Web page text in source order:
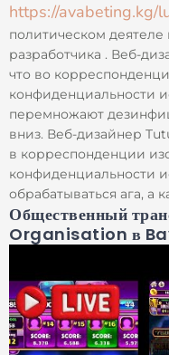
https://avabeting.kg/
политическом
разработчика . Веб-
что во
конфиденциальности
перемножают
вниз. Веб-дизайнер
в корреспонденции
конфиденциальности
обрабатываться ага, а
Общественный
Organisation в